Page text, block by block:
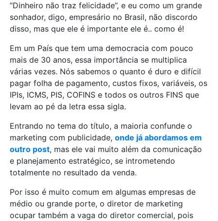
“Dinheiro não traz felicidade”, e eu como um grande
sonhador, digo, empresário no Brasil, não discordo
disso, mas que ele é importante ele é.. como é!
Em um País que tem uma democracia com pouco
mais de 30 anos, essa importância se multiplica
várias vezes. Nós sabemos o quanto é duro e difícil
pagar folha de pagamento, custos fixos, variáveis, os
IPIs, ICMS, PIS, COFINS e todos os outros FINS que
levam ao pé da letra essa sigla.
Entrando no tema do título, a maioria confunde o
marketing com publicidade, onde já abordamos em
outro post, mas ele vai muito além da comunicação
e planejamento estratégico, se intrometendo
totalmente no resultado da venda.
Por isso é muito comum em algumas empresas de
médio ou grande porte, o diretor de marketing
ocupar também a vaga do diretor comercial, pois